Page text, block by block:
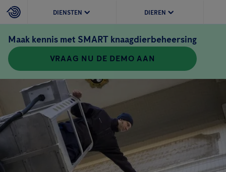
DIENSTEN DIEREN
Maak kennis met SMART knaagdierbeheersing
VRAAG NU DE DEMO AAN